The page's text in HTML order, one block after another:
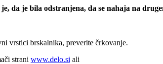
da je bila odstranjena, da se nahaja na
vrstici brskalnika, preverite črkovanje.
strani www.delo.si ali